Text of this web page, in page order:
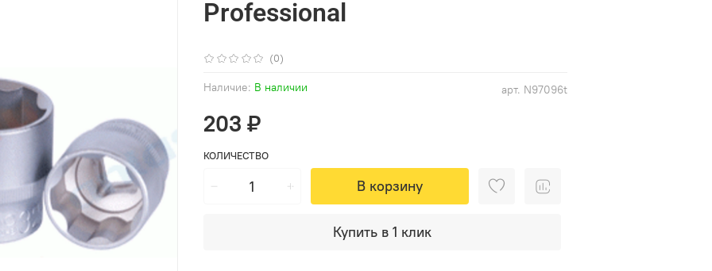
(0)
арт. N97096t
Наличие: В наличии
Professional
203 ₽
КОЛИЧЕСТВО
В корзину
Купить в 1 клик